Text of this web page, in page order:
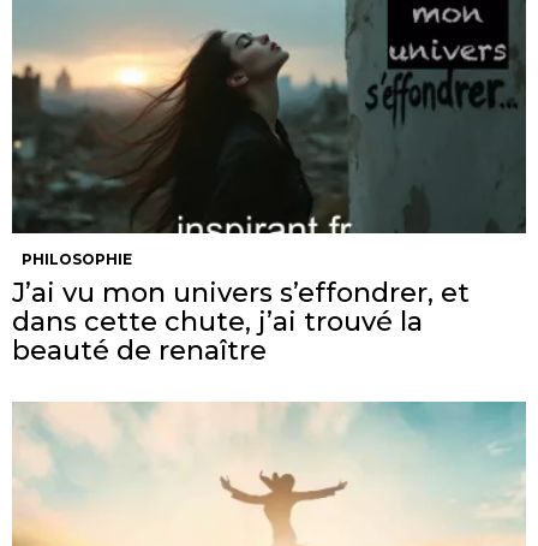
PHILOSOPHIE
J’ai vu mon univers s’effondrer, et
dans cette chute, j’ai trouvé la
beauté de renaître